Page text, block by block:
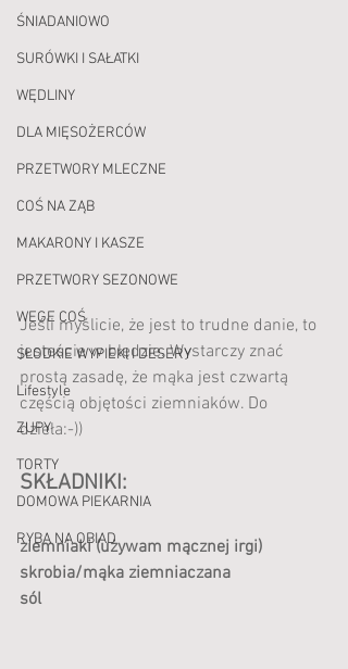
ŚNIADANIOWO
SURÓWKI I SAŁATKI
WĘDLINY
DLA MIĘSOŻERCÓW
PRZETWORY MLECZNE
COŚ NA ZĄB
MAKARONY I KASZE
PRZETWORY SEZONOWE
WEGE COŚ
SŁODKIE WYPIEKI I DESERY
Lifestyle
ZUPY
TORTY
DOMOWA PIEKARNIA
RYBA NA OBIAD
Jeśli myślicie, że jest to trudne danie, to
jesteście w błędzie. Wystarczy znać
prostą zasadę, że mąka jest czwartą
częścią objętości ziemniaków. Do
dzieła:-))
SKŁADNIKI:
ziemniaki (używam mącznej irgi)
skrobia/mąka ziemniaczana
sól